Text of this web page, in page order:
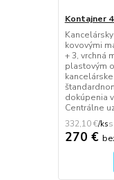
Kontajner 4
kovovými
+ 3, vrchná
plastovým
dokúpenia
Centrálne
332,10 €/ks
270 €